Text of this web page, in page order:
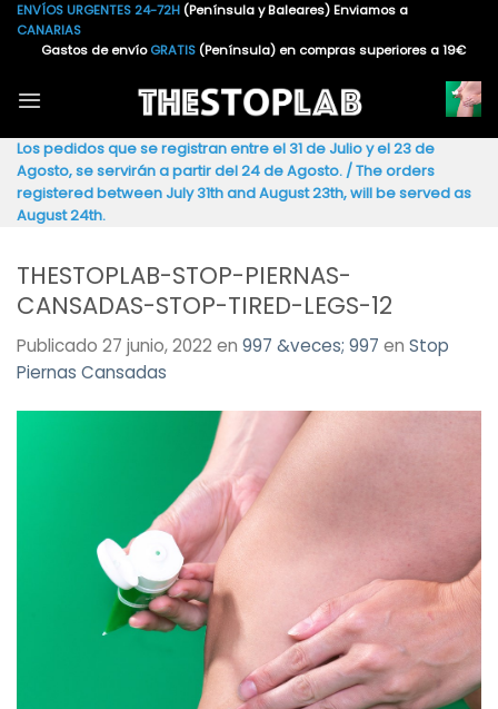
Saltar
ENVÍOS URGENTES 24-72H (Península y Baleares) Enviamos a
CANARIAS
Gastos de envíoGRATIS(Península) en compras superiores a 19€
Los pedidos que se registran entre el 31 de Julio y el 23 de
Agosto, se servirán a partir del 24 de Agosto. / The orders
registered between July 31th and August 23th, will be served as
August 24th.
THESTOPLAB-STOP-PIERNAS-
CANSADAS-STOP-TIRED-LEGS-12
Publicado 27 junio, 2022 en 997 &veces; 997 en Stop
Piernas Cansadas